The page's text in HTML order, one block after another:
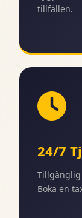
tillfällen.
24/7
Boka en